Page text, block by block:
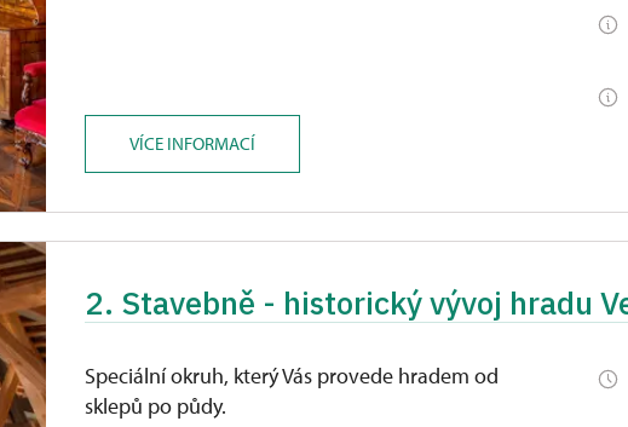
VÍCE INFORMACÍ
2. Stavebně - historický vývoj hradu
Speciální okruh, který Vás provede hradem od
sklepů po půdy.